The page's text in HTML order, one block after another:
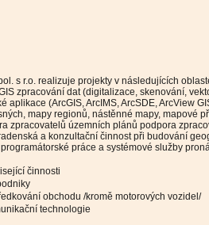
s r.o. realizuje projekty v následujících
zpracování dat (digitalizace, skenování,
aplikace (ArcGIS, ArcIMS, ArcSDE, ArcView
mapy regionů, nástěnné mapy, mapové
zpracovatelů územních plánů podpora
a konzultační činnost při budování
práce a systémové služby
činnosti
obchodu /kromě motorových vozidel/
technologie